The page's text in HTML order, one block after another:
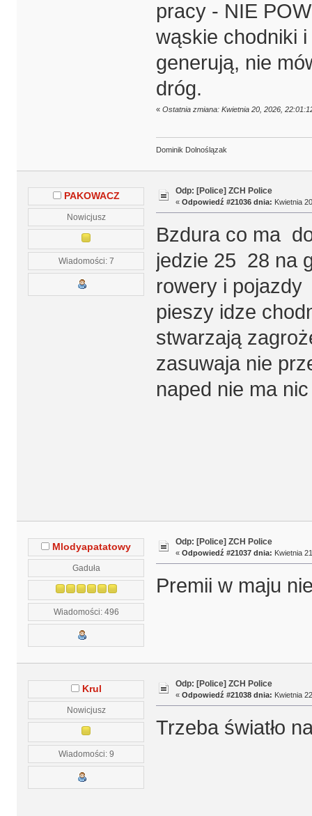
pracy - NIE
wąskie chodniki
generują, nie
dróg.
« Ostatnia zmiana: Kwietnia 20, 2026,
Dominik Dolnoślązak
PAKOWACZ
Nowicjusz
Wiadomości: 7
Odp: [Police] ZCH Police
« Odpowiedź #21036 dnia: Kwietnia
Bzdura co ma
jedzie 25 28 na
rowery i pojazdy
pieszy idze
stwarzają
zasuwaja nie
naped nie ma
Mlodyapatatowy
Gaduła
Wiadomości: 496
Odp: [Police] ZCH Police
« Odpowiedź #21037 dnia: Kwietnia
Premii w maju
Krul
Nowicjusz
Wiadomości: 9
Odp: [Police] ZCH Police
« Odpowiedź #21038 dnia: Kwietnia
Trzeba światło